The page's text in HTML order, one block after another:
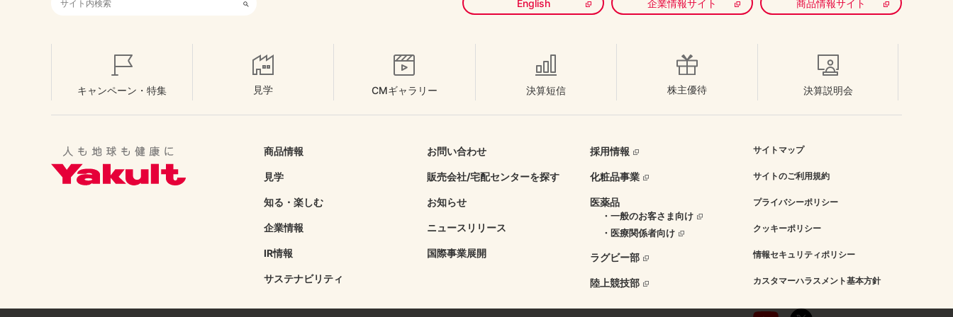
検索キーワード入力
English 企業情報サイト 商品情報サイト
キャンペーン・特集 見学 CMギャラリー 決算短信 株主優待 決算説明会
商品情報
見学
知る・楽しむ
企業情報
IR情報
サステナビリティ
お問い合わせ
販売会社/宅配センターを探す
お知らせ
ニュースリリース
国際事業展開
採用情報
化粧品事業
医薬品
・一般のお客さま向け
・医療関係者向け
ラグビー部
陸上競技部
サイトマップ
サイトのご利用規約
プライバシーポリシー
クッキーポリシー
情報セキュリティポリシー
カスタマーハラスメント基本方針